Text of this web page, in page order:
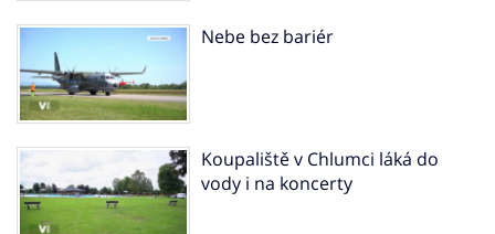
Nebe bez bariér
Koupaliště v Chlumci láká do
vody i na koncerty